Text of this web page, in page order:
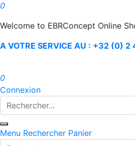
0
Welcome to EBRConcept Online
A VOTRE SERVICE AU : +32 (0) 2
0
Connexion
Menu Rechercher Panier